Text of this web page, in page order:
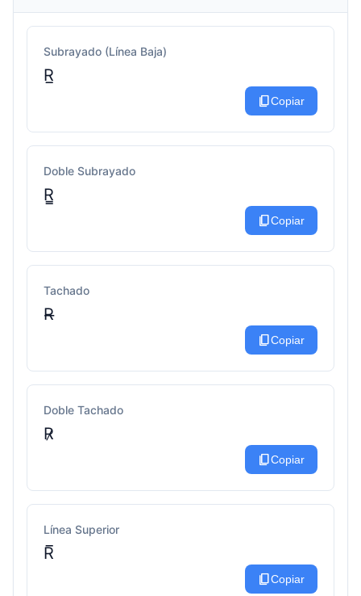
Subrayado (Línea Baja)
R̲
content_copyCopiar
Doble Subrayado
R̳
content_copyCopiar
Tachado
R̶
content_copyCopiar
Doble Tachado
R̷
content_copyCopiar
Línea Superior
R̅
content_copyCopiar